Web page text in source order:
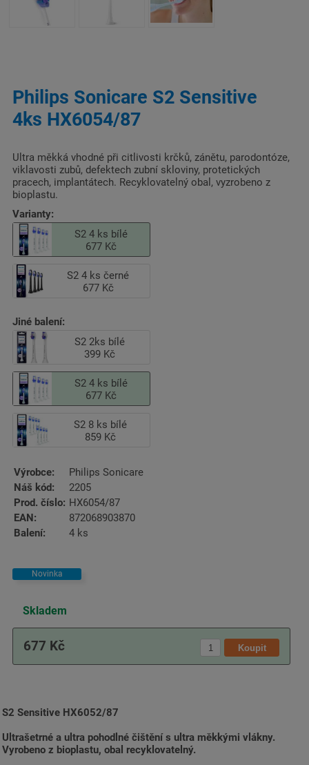
Philips Sonicare S2 Sensitive
4ks HX6054/87
Ultra měkká vhodné při citlivosti krčků, zánětu, parodontóze,
viklavosti zubů, defektech zubní skloviny, protetických
pracech, implantátech. Recyklovatelný obal, vyzrobeno z
bioplastu.
Varianty:
S2 4 ks bílé
677 Kč
S2 4 ks černé
677 Kč
Jiné balení:
S2 2ks bílé
399 Kč
S2 4 ks bílé
677 Kč
S2 8 ks bílé
859 Kč
Výrobce:
Philips Sonicare
Náš kód:
2205
Prod. číslo: HX6054/87
EAN:
872068903870
Balení:
4 ks
Novinka
Skladem
677 Kč
S2 Sensitive HX6052/87
Ultrašetrné a ultra pohodlné čištění s ultra měkkými vlákny.
Vyrobeno z bioplastu, obal recyklovatelný.